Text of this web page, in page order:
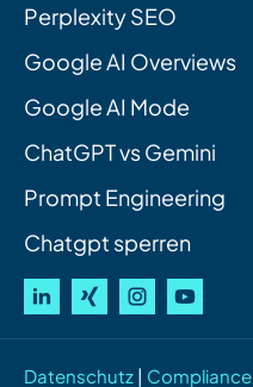
Perplexity SEO
Google AI Overviews
Google AI Mode
ChatGPT vs Gemini
Prompt Engineering
Chatgpt sperren
Datenschutz | Compliance